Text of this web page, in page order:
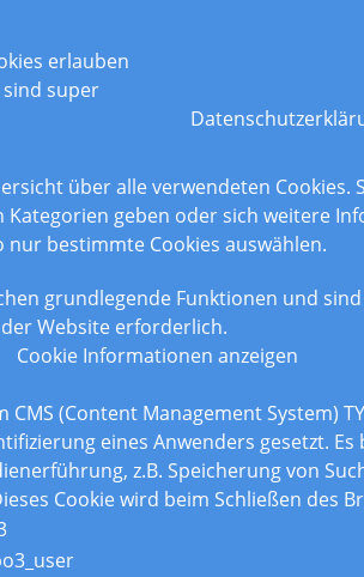
erlauben
super
über alle verwendeten Cookies.
Kategorien geben oder sich weitere
nur bestimmte Cookies auswählen.
grundlegende Funktionen und
Website erforderlich.
Cookie Informationen anzeigen
CMS (Content Management System)
eines Anwenders gesetzt. Es
z.B. Speicherung von
Cookie wird beim Schließen des